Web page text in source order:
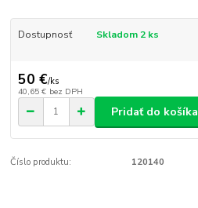
Dostupnosť Skladom 2 ks
50 €/ks
40,65 € bez DPH
Pridať do košíka
Číslo produktu: 120140